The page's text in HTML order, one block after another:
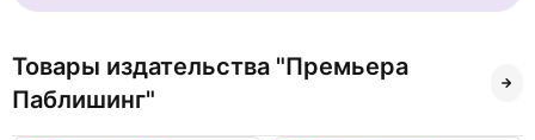
Товары издательства "Премьера
Паблишинг"